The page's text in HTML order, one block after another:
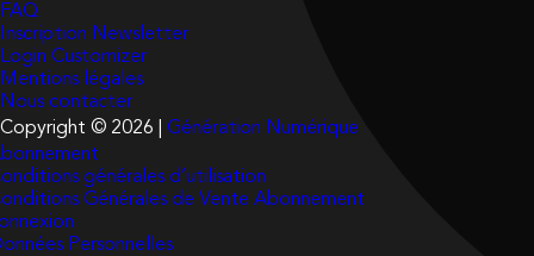
FAQ
Inscription Newsletter
Login Customizer
Mentions légales
Nous contacter
Copyright © 2026 | Génération Numérique
générales d’utilisation
Générales de Vente Abonnement
Personnelles